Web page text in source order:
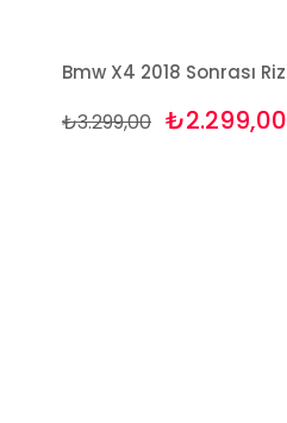
₺2.299,00
₺3.299,00